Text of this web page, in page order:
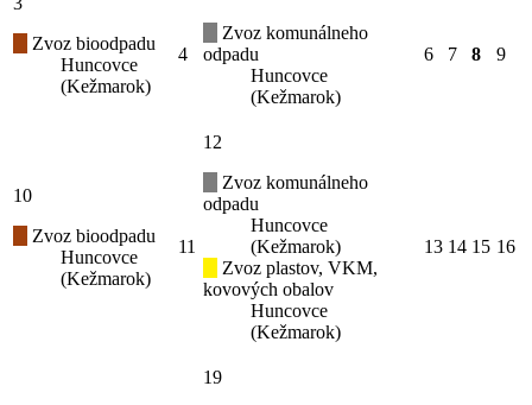
Zvoz bioodpadu
Huncovce
(Kežmarok)
4
Zvoz komunálneho
odpadu
Huncovce
(Kežmarok)
6 7 8 9
10
Zvoz bioodpadu
Huncovce
(Kežmarok)
11
12
Zvoz komunálneho
odpadu
Huncovce
(Kežmarok)
Zvoz plastov, VKM,
kovových obalov
Huncovce
(Kežmarok)
13 14 15 16
19